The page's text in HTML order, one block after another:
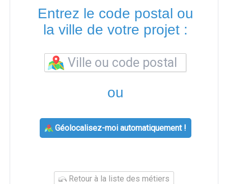
Entrez le code postal ou
la ville de votre projet :
ou
Géolocalisez-moi automatiquement !
Retour à la liste des métiers